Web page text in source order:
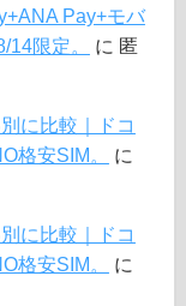
Pay+モバ
限定。
に 匿
に比較｜ドコ
格安SIM。
に
に比較｜ドコ
格安SIM。
に